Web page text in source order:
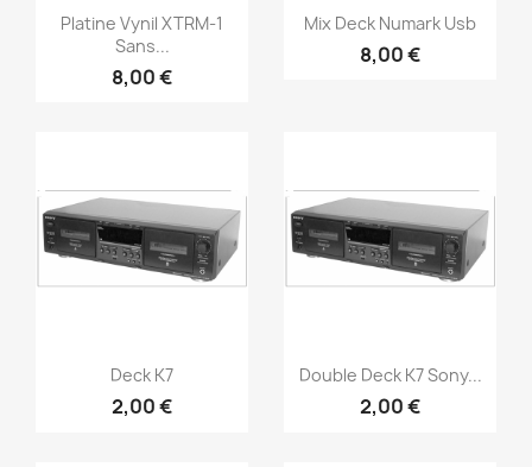
Vorschau
Platine Vynil XTRM-1
Sans...
8,00 €
Vorschau
Mix Deck Numark Usb
8,00 €
Vorschau
Deck K7
2,00 €
 Vorschau
Double Deck K7 Sony...
2,00 €